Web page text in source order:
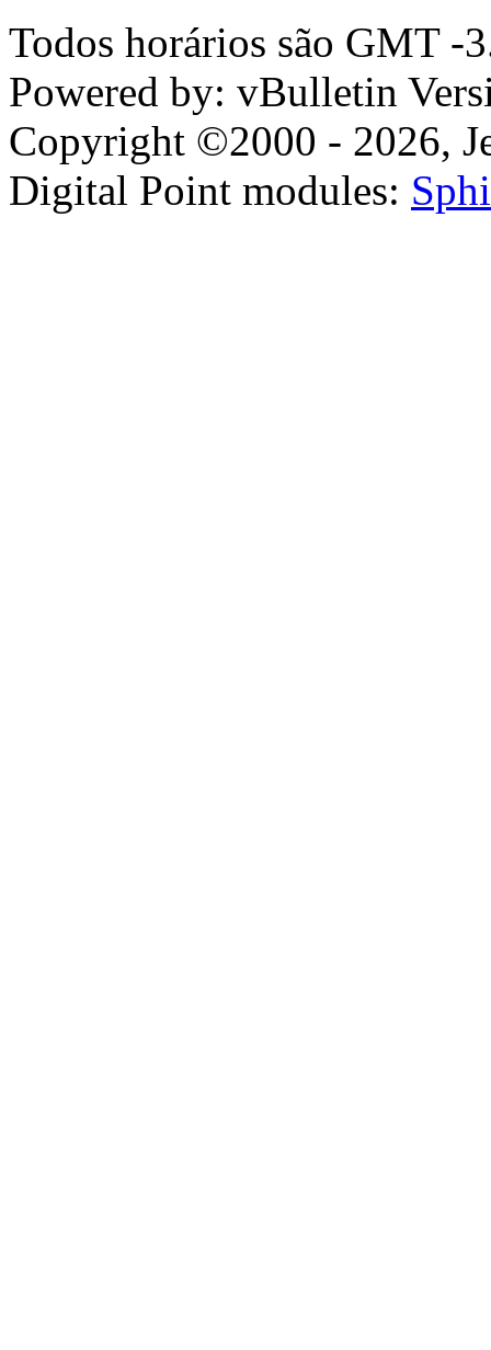
Todos horários são GMT -
Powered by: vBulletin
Copyright ©2000 - 2026,
Digital Point modules: